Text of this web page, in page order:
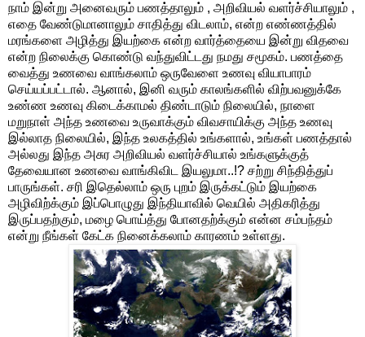
நாம் இன்று அனைவரும் பணத்தாலும் , அறிவியல் வளர்ச்சியாலும் ,
எதை வேண்டுமானாலும் சாதித்து விடலாம், என்ற எண்ணத்தில்
மரங்களை அழித்து இயற்கை என்ற வார்த்தையை இன்று விதவை
என்ற நிலைக்கு கொண்டு வந்துவிட்டது நமது சமூகம். பணத்தை
வைத்து உணவை வாங்கலாம் ஒருவேளை உணவு வியாபாரம்
செய்யப்பட்டால். ஆனால், இனி வரும் காலங்களில் விற்பவனுக்கே
உண்ண உணவு கிடைக்காமல் திண்டாடும் நிலையில், நாளை
மறுநாள் அந்த உணவை உருவாக்கும் விவசாயிக்கு அந்த உணவு
இல்லாத நிலையில், இந்த உலகத்தில் உங்களால், உங்கள் பணத்தால்
அல்லது இந்த அசுர அறிவியல் வளர்ச்சியால் உங்களுக்குத்
தேவையான உணவை வாங்கிவிட இயலுமா..!? சற்று சிந்தித்துப்
பாருங்கள். சரி இதெல்லாம் ஒரு புறம் இருக்கட்டும் இயற்கை
அழிவிற்க்கும் இப்பொழுது இந்தியாவில் வெயில் அதிகரித்து
இருப்பதற்கும், மழை பொய்த்து போனதற்க்கும் என்ன சம்பந்தம்
என்று நீங்கள் கேட்க நினைக்கலாம் காரணம் உள்ளது.